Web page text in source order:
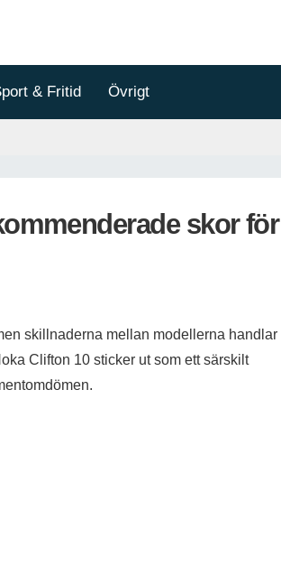
& Fritid Övrigt
skor för
skillnaderna mellan modellerna handlar
Clifton 10 sticker ut som ett särskilt